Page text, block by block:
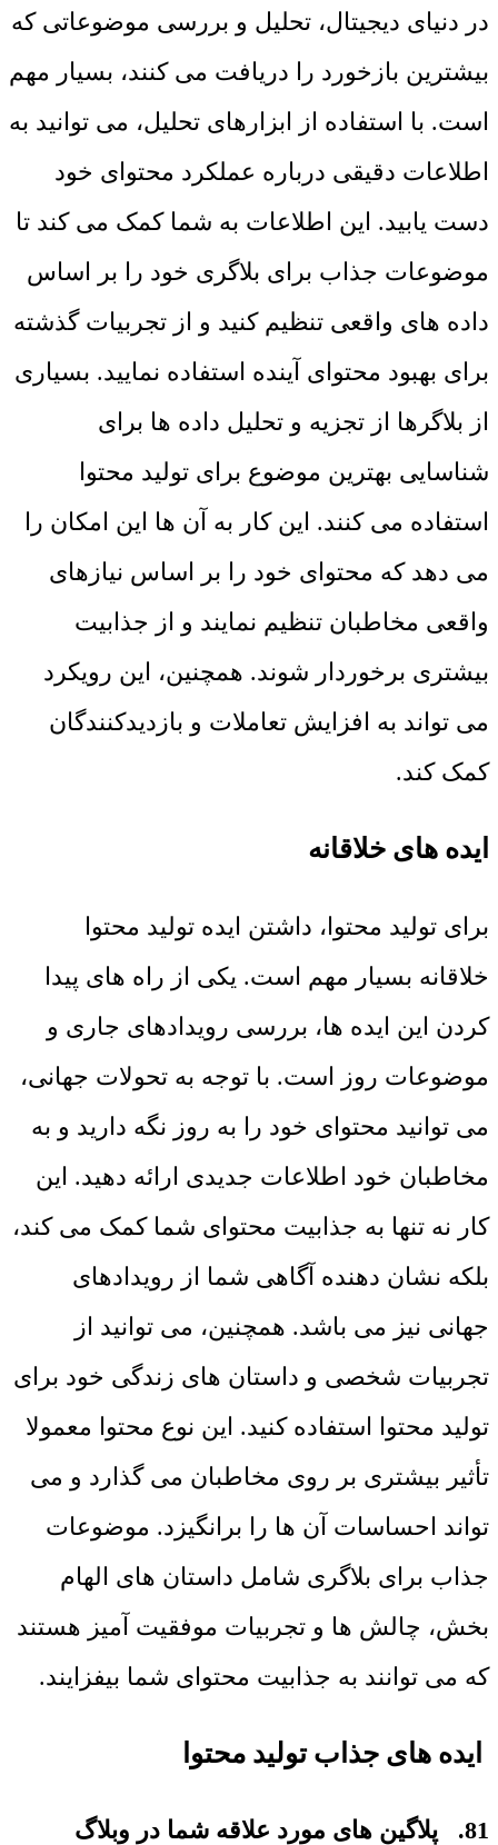
در دنیای دیجیتال، تحلیل و بررسی موضوعاتی که
بیشترین بازخورد را دریافت می کنند، بسیار مهم
است. با استفاده از ابزارهای تحلیل، می توانید به
اطلاعات دقیقی درباره عملکرد محتوای خود
دست یابید. این اطلاعات به شما کمک می‌ کند تا
موضوعات جذاب برای بلاگری خود را بر اساس
داده‌ های واقعی تنظیم کنید و از تجربیات گذشته
برای بهبود محتوای آینده استفاده نمایید. بسیاری
از بلاگرها از تجزیه و تحلیل داده ‌ها برای
شناسایی بهترین موضوع برای تولید محتوا
استفاده می کنند. این کار به آن ‌ها این امکان را
می ‌دهد که محتوای خود را بر اساس نیازهای
واقعی مخاطبان تنظیم نمایند و از جذابیت
بیشتری برخوردار شوند. همچنین، این رویکرد
می ‌تواند به افزایش تعاملات و بازدیدکنندگان
کمک کند.
ایده ‌های خلاقانه
برای تولید محتوا، داشتن ایده تولید محتوا
خلاقانه بسیار مهم است. یکی از راه‌ های پیدا
کردن این ایده ‌ها، بررسی رویدادهای جاری و
موضوعات روز است. با توجه به تحولات جهانی،
می ‌توانید محتوای خود را به روز نگه‌ دارید و به
مخاطبان خود اطلاعات جدیدی ارائه دهید. این
کار نه تنها به جذابیت محتوای شما کمک می ‌کند،
بلکه نشان‌ دهنده آگاهی شما از رویدادهای
جهانی نیز می باشد. همچنین، می ‌توانید از
تجربیات شخصی و داستان‌ های زندگی خود برای
تولید محتوا استفاده کنید. این نوع محتوا معمولا
تأثیر بیشتری بر روی مخاطبان می ‌گذارد و می
‌تواند احساسات آن‌ ها را برانگیزد. موضوعات
جذاب برای بلاگری شامل داستان ‌های الهام‌
بخش، چالش ‌ها و تجربیات موفقیت ‌آمیز هستند
که می ‌توانند به جذابیت محتوای شما بیفزایند.
ایده های جذاب تولید محتوا
81. پلاگین های مورد علاقه شما در وبلاگ